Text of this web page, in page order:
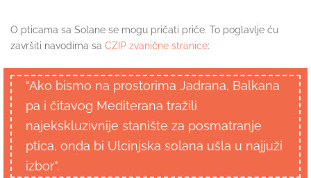
O pticama sa Solane se mogu pričati priče. To poglavlje ću
završiti navodima sa CZIP zvanične stranice:
“Ako bismo na prostorima Jadrana, Balkana
pa i čitavog Mediterana tražili
najekskluzivnije stanište za posmatranje
ptica, onda bi Ulcinjska solana ušla u najjuži
izbor”.